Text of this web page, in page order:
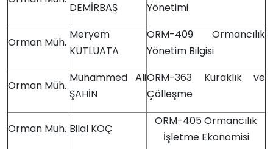
DEMİRBAŞ
Yönetimi
Orman Müh.
Meryem
KUTLUATA
ORM-409 Ormancılık
Yönetim Bilgisi
Orman Müh.
Muhammed Ali
ŞAHİN
ORM-363 Kuraklık ve
Çölleşme
Orman Müh. Bilal KOÇ
ORM-405 Ormancılık
İşletme Ekonomisi